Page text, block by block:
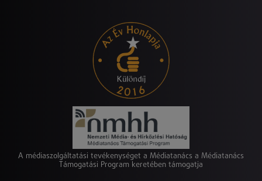
A médiaszolgáltatási tevékenységet a Médiatanács a Médiatanács
Támogatási Program keretében támogatja